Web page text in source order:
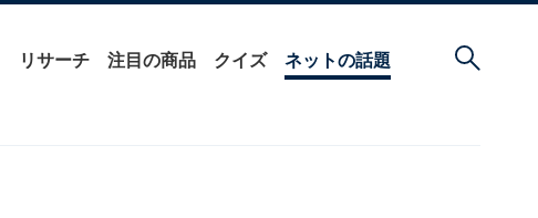
リサーチ 注目の商品 クイズ ネットの話題